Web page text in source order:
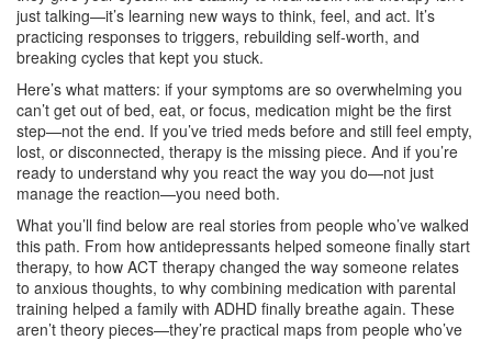
just talking—it’s learning new ways to think, feel, and act. It’s
practicing responses to triggers, rebuilding self-worth, and
breaking cycles that kept you stuck.
Here’s what matters: if your symptoms are so overwhelming you
can’t get out of bed, eat, or focus, medication might be the first
step—not the end. If you’ve tried meds before and still feel empty,
lost, or disconnected, therapy is the missing piece. And if you’re
ready to understand why you react the way you do—not just
manage the reaction—you need both.
What you’ll find below are real stories from people who’ve walked
this path. From how antidepressants helped someone finally start
therapy, to how ACT therapy changed the way someone relates
to anxious thoughts, to why combining medication with parental
training helped a family with ADHD finally breathe again. These
aren’t theory pieces—they’re practical maps from people who’ve